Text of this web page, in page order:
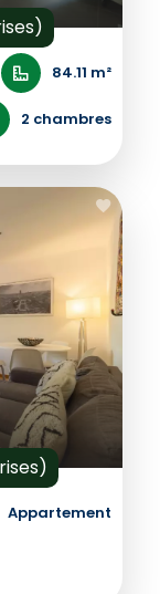
84.11 m²
2 chambres
Appartement